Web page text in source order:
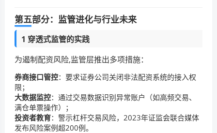
第五部分：监管进化与行业未来
1 穿透式监管的实践
为遏制配资风险,监管层推出多项措施：
券商接口管控：要求证券公司关闭非法配资系统的接入权
限；
大数据监控：通过交易数据识别异常账户（如高频交易、
满仓单票操作）；
投资者教育：警示杠杆交易风险，2023年证监会联合媒体
发布风险案例超200例。